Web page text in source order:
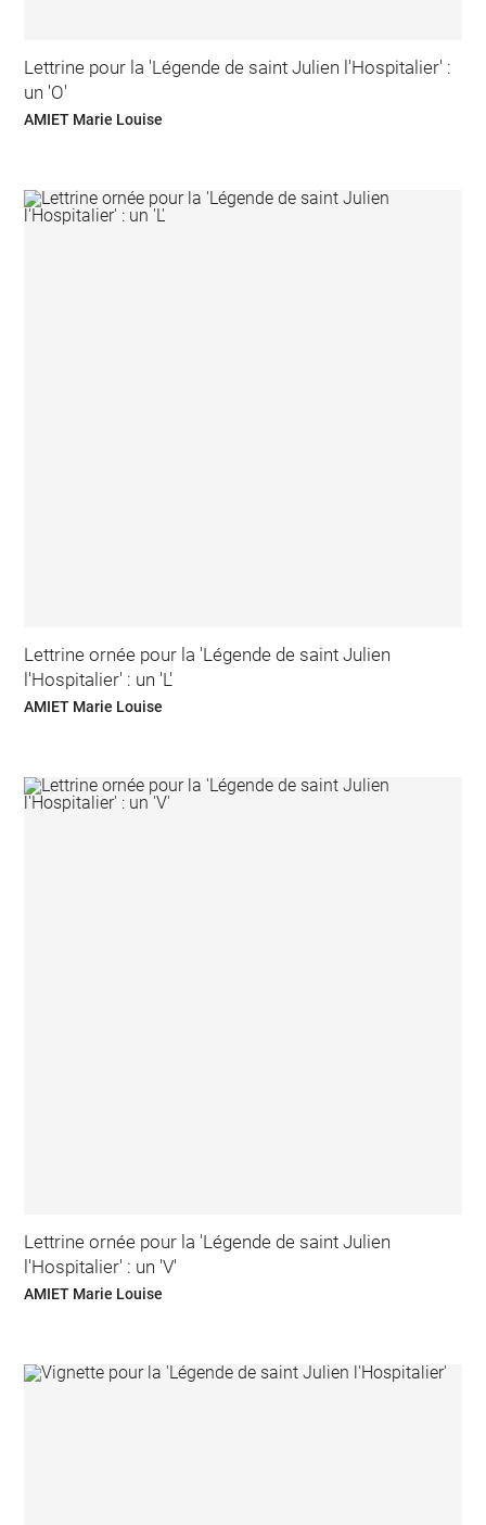
Lettrine pour la 'Légende de saint Julien l'Hospitalier' :
un 'O'
AMIET Marie Louise
Lettrine ornée pour la 'Légende de saint Julien
l'Hospitalier' : un 'L'
AMIET Marie Louise
Lettrine ornée pour la 'Légende de saint Julien
l'Hospitalier' : un 'V'
AMIET Marie Louise